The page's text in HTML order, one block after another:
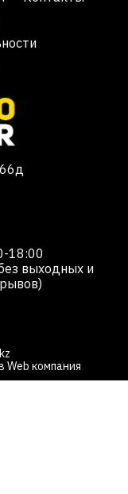
18:00
выходных и
Web компания